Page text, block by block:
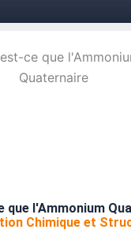
que l'Ammonium
Chimique et